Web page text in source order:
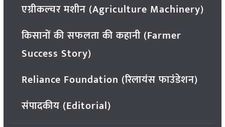
एग्रीकल्चर मशीन (Agriculture Machinery)
किसानों की सफलता की कहानी (Farmer
Success Story)
Reliance Foundation (रिलायंस फाउंडेशन)
संपादकीय (Editorial)